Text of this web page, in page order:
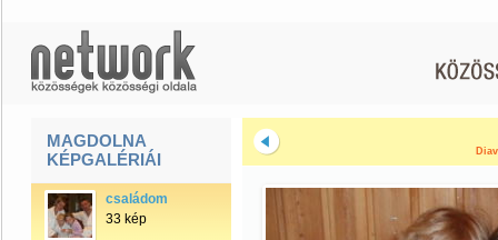
MAGDOLNA
KÉPGALÉRIÁI
családom
33 kép